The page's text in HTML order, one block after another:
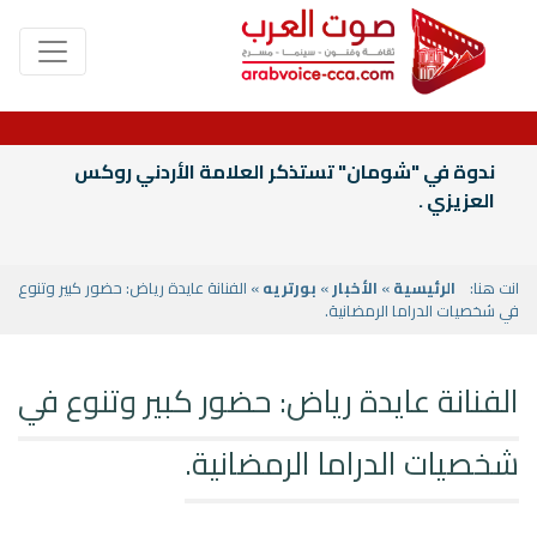
ندوة في "شومان" تستذكر العلامة الأردني روكس
العزيزي .
انت هنا: الرئيسية» الأخبار» بورتريه» الفنانة عايدة رياض: حضور كبير وتنوع
في شخصيات الدراما الرمضانية.
الفنانة عايدة رياض: حضور كبير وتنوع في
شخصيات الدراما الرمضانية.